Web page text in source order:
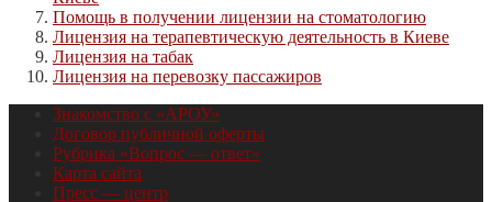
Помощь в получении лицензии на стоматологию
Лицензия на терапевтическую деятельность в Киеве
Лицензия на табак
Лицензия на перевозку пассажиров
Знакомство с «АРОУ»
Договор публичной оферты
Рубрика «Вопрос — ответ»
Карта сайта
Пресс — центр